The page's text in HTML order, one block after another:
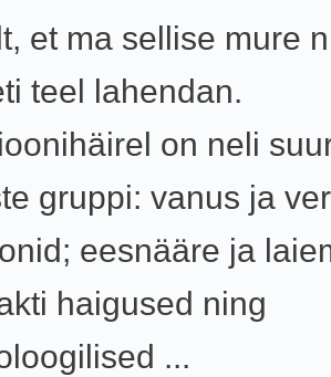
et ma sellise mure
teel lahendan.
on neli
gruppi: vanus ja
eesnääre ja
haigused ning
...